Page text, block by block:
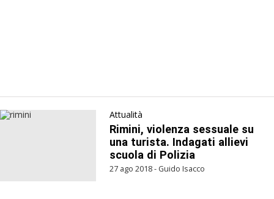
Attualità
Rimini, violenza sessuale su
una turista. Indagati allievi
scuola di Polizia
27 ago 2018 - Guido Isacco